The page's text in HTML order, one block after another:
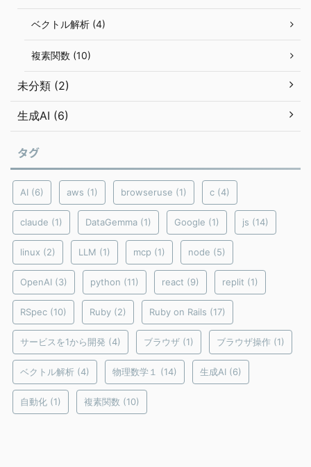
ベクトル解析 (4)
複素関数 (10)
未分類 (2)
生成AI (6)
タグ
AI (6) aws (1) browseruse (1) c (4)
claude (1) DataGemma (1) Google (1) js (14)
linux (2) LLM (1) mcp (1) node (5)
OpenAI (3) python (11) react (9) replit (1)
RSpec (10) Ruby (2) Ruby on Rails (17)
サービスを1から開発 (4) ブラウザ (1) ブラウザ操作 (1)
ベクトル解析 (4) 物理数学１ (14) 生成AI (6)
自動化 (1) 複素関数 (10)